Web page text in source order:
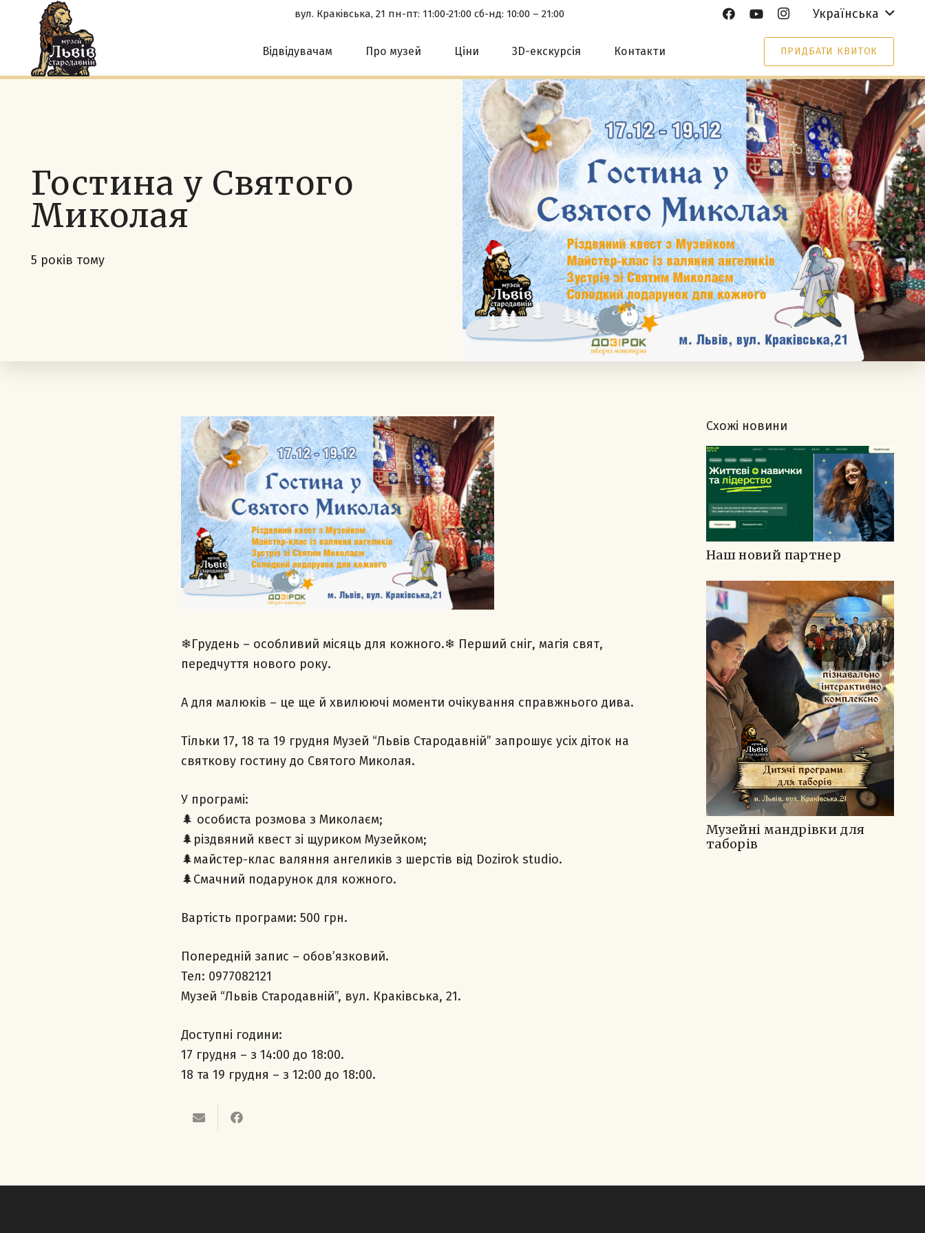
вул. Краківська, 21 пн-пт: 11:00-21:00 сб-нд: 10:00 – 21:00 Українська
Відвідувачам Про музей Ціни 3D-екскурсія Контакти ПРИДБАТИ КВИТОК
Гостина у Святого
Миколая
5 років тому
❄Грудень – особливий місяць для кожного.❄ Перший сніг, магія свят,
передчуття нового року.
А для малюків – це ще й хвилюючі моменти очікування справжнього дива.
Тільки 17, 18 та 19 грудня Музей “Львів Стародавній” запрошує усіх діток на
святкову гостину до Святого Миколая.
У програмі:
🌲 особиста розмова з Миколаєм;
🌲різдвяний квест зі щуриком Музейком;
🌲майстер-клас валяння ангеликів з шерстів від Dozirok studio.
🌲Смачний подарунок для кожного.
Вартість програми: 500 грн.
Попередній запис – обов’язковий.
Тел: 0977082121
Музей “Львів Стародавній”, вул. Краківська, 21.
Доступні години:
17 грудня – з 14:00 до 18:00.
18 та 19 грудня – з 12:00 до 18:00.
Схожі новини
Наш новий партнер
Музейні мандрівки для
таборів